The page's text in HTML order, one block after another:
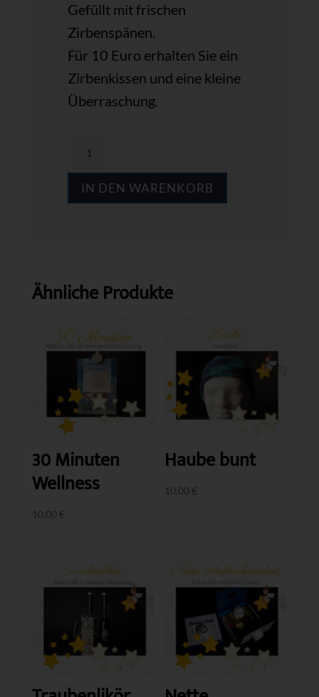
Gefüllt mit frischen
Zirbenspänen.
Für 10 Euro erhalten Sie ein
Zirbenkissen und eine kleine
Überraschung.
IN DEN WARENKORB
Ähnliche Produkte
30 Minuten
Wellness
10,00 €
Haube bunt
10,00 €